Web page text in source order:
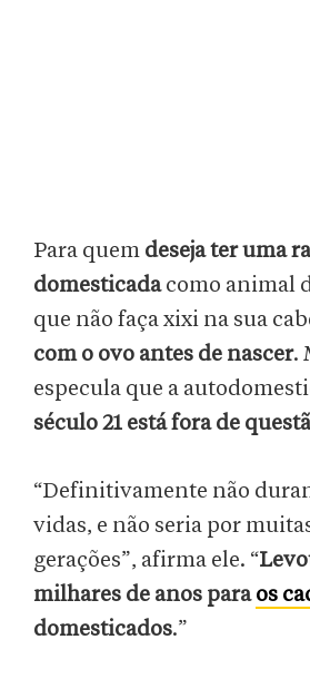
Para quem deseja ter uma
domesticadacomo animal
que não faça xixi na sua
com o ovo antes de nascer.
especula que a
século 21 está fora de
“Definitivamente não
vidas, e não seria por
gerações”, afirma ele. “
milhares de anos paraos
domesticados.”